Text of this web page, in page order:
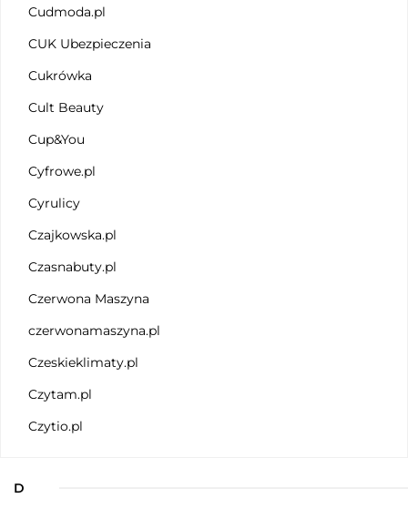
Cudmoda.pl
CUK Ubezpieczenia
Cukrówka
Cult Beauty
Cup&You
Cyfrowe.pl
Cyrulicy
Czajkowska.pl
Czasnabuty.pl
Czerwona Maszyna
czerwonamaszyna.pl
Czeskieklimaty.pl
Czytam.pl
Czytio.pl
D